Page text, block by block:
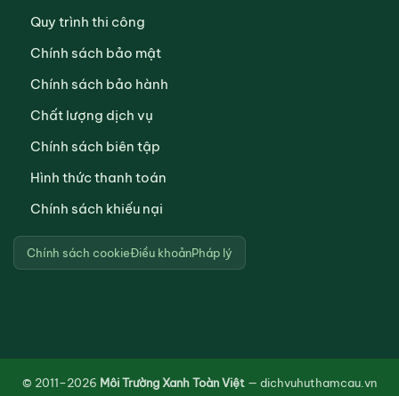
Quy trình thi công
Chính sách bảo mật
Chính sách bảo hành
Chất lượng dịch vụ
Chính sách biên tập
Hình thức thanh toán
Chính sách khiếu nại
Chính sách cookieĐiều khoảnPháp lý
© 2011–2026 Môi Trường Xanh Toàn Việt — dichvuhuthamcau.vn